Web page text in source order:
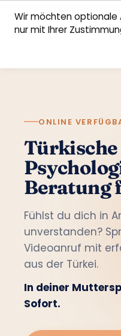
Startseite
ONLINE
Türkische
Beratung
Fühlst du dich in
unverstanden?
Videoanruf mit
aus der Türkei.
In deiner
Sofort.
Wir möchten optionale
nur mit Ihrer